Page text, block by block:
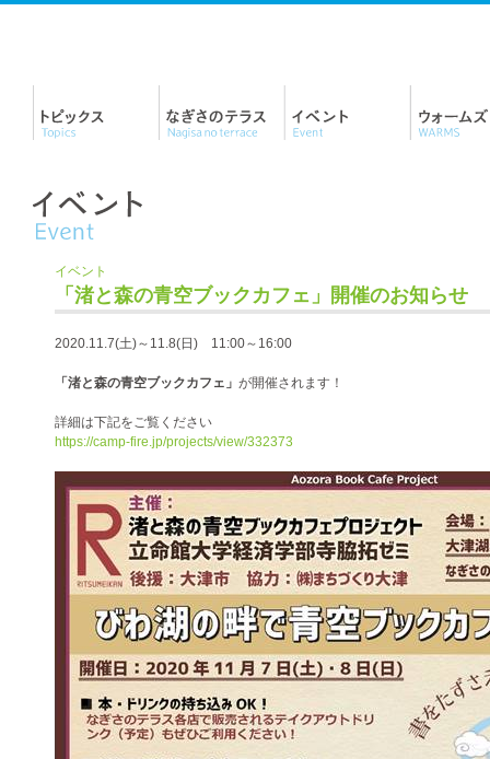
イベント
「渚と森の青空ブックカフェ」開催のお知らせ
2020.11.7(土)～11.8(日) 11:00～16:00
「渚と森の青空ブックカフェ」 が開催されます！
詳細は下記をご覧ください
https://camp-fire.jp/projects/view/332373